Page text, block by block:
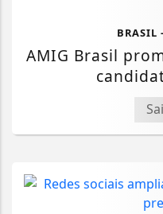
BRASIL
AMIG Brasil